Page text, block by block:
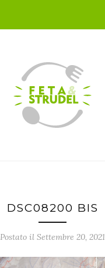
DSC08200 BIS
Postato il Settembre 20, 2021